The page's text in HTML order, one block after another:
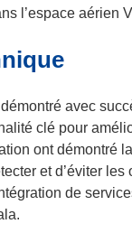
l’espace aérien
avec
clé pour
ont démontré
et d’éviter
de